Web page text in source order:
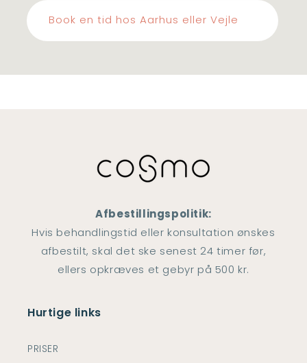
Book en tid hos Aarhus eller Vejle
Afbestillingspolitik:
Hvis behandlingstid eller konsultation ønskes
afbestilt, skal det ske senest 24 timer før,
ellers opkræves et gebyr på 500 kr.
Hurtige links
PRISER